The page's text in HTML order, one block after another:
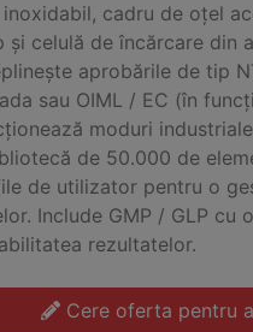
cadru de oțel
și celulă de încărcare din
aprobările de tip
sau OIML / EC (în
moduri
de 50.000 de
de utilizator pentru o
Include GMP / GLP cu
rezultatelor.
Cere oferta pentru